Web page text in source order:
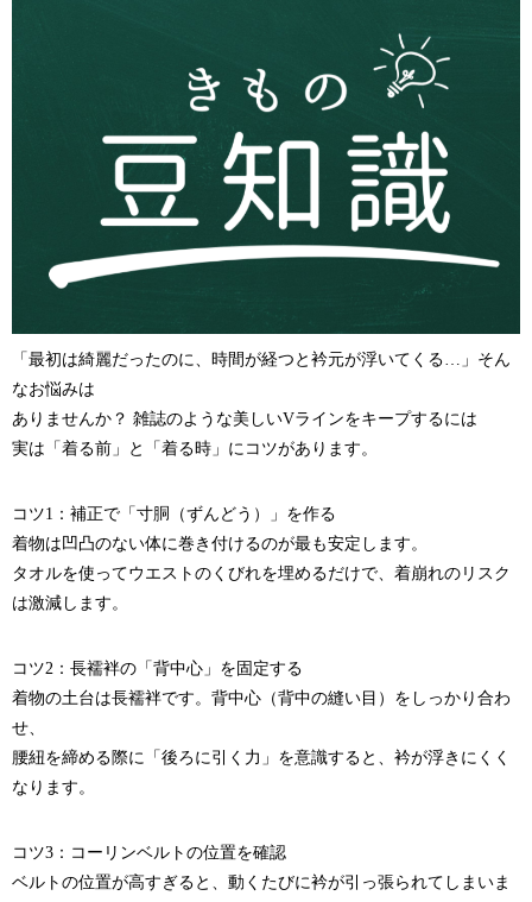
「最初は綺麗だったのに、時間が経つと衿元が浮いてくる…」そん
なお悩みは
ありませんか？ 雑誌のような美しいVラインをキープするには
実は「着る前」と「着る時」にコツがあります。
コツ1：補正で「寸胴（ずんどう）」を作る
着物は凹凸のない体に巻き付けるのが最も安定します。
タオルを使ってウエストのくびれを埋めるだけで、着崩れのリスク
は激減します。
コツ2：長襦袢の「背中心」を固定する
着物の土台は長襦袢です。背中心（背中の縫い目）をしっかり合わ
せ、
腰紐を締める際に「後ろに引く力」を意識すると、衿が浮きにくく
なります。
コツ3：コーリンベルトの位置を確認
ベルトの位置が高すぎると、動くたびに衿が引っ張られてしまいま